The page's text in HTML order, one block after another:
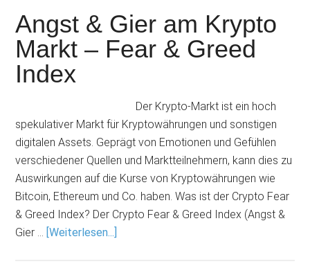
Angst & Gier am Krypto
Markt – Fear & Greed
Index
Der Krypto-Markt ist ein hoch
spekulativer Markt für Kryptowährungen und sonstigen
digitalen Assets. Geprägt von Emotionen und Gefühlen
verschiedener Quellen und Marktteilnehmern, kann dies zu
Auswirkungen auf die Kurse von Kryptowährungen wie
Bitcoin, Ethereum und Co. haben. Was ist der Crypto Fear
& Greed Index? Der Crypto Fear & Greed Index (Angst &
Gier … [Weiterlesen...]